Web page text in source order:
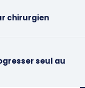
chirurgien
seul au